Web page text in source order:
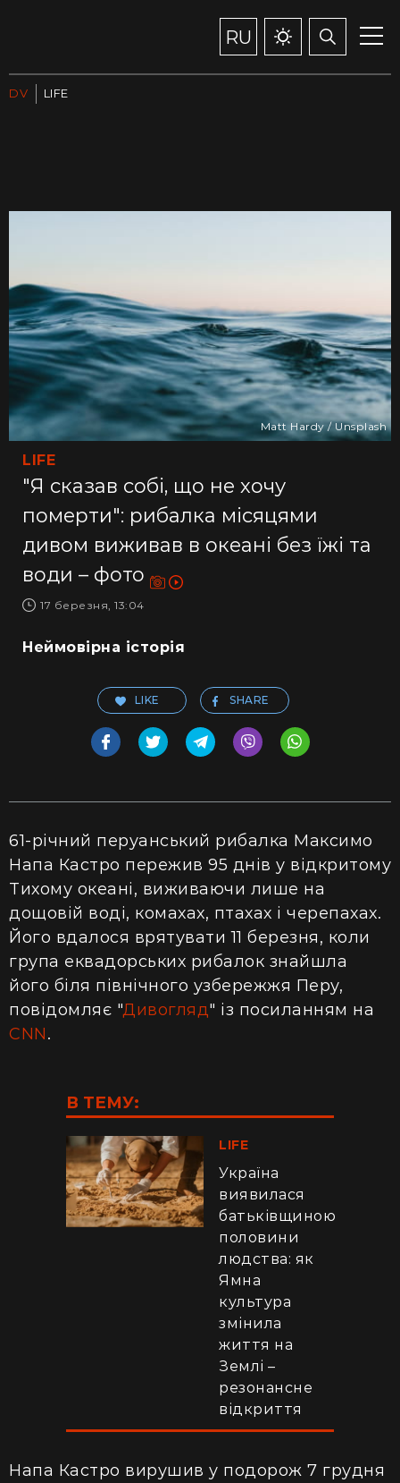
RU
DV LIFE
LIFE
"Я сказав собі, що не хочу
померти": рибалка місяцями
дивом виживав в океані без їжі та
води – фото
17 березня, 13:04
Matt Hardy / Unsplash
Неймовірна історія
LIKE SHARE
61-річний перуанський рибалка Максимо
Напа Кастро пережив 95 днів у відкритому
Тихому океані, виживаючи лише на
дощовій воді, комахах, птахах і черепахах.
Його вдалося врятувати 11 березня, коли
група еквадорських рибалок знайшла
його біля північного узбережжя Перу,
повідомляє "Дивогляд" із посиланням на
CNN.
В ТЕМУ:
LIFE
Україна
виявилася
батьківщиною
половини
людства: як
Ямна
культура
змінила
життя на
Землі –
резонансне
відкриття
Напа Кастро вирушив у подорож 7 грудня